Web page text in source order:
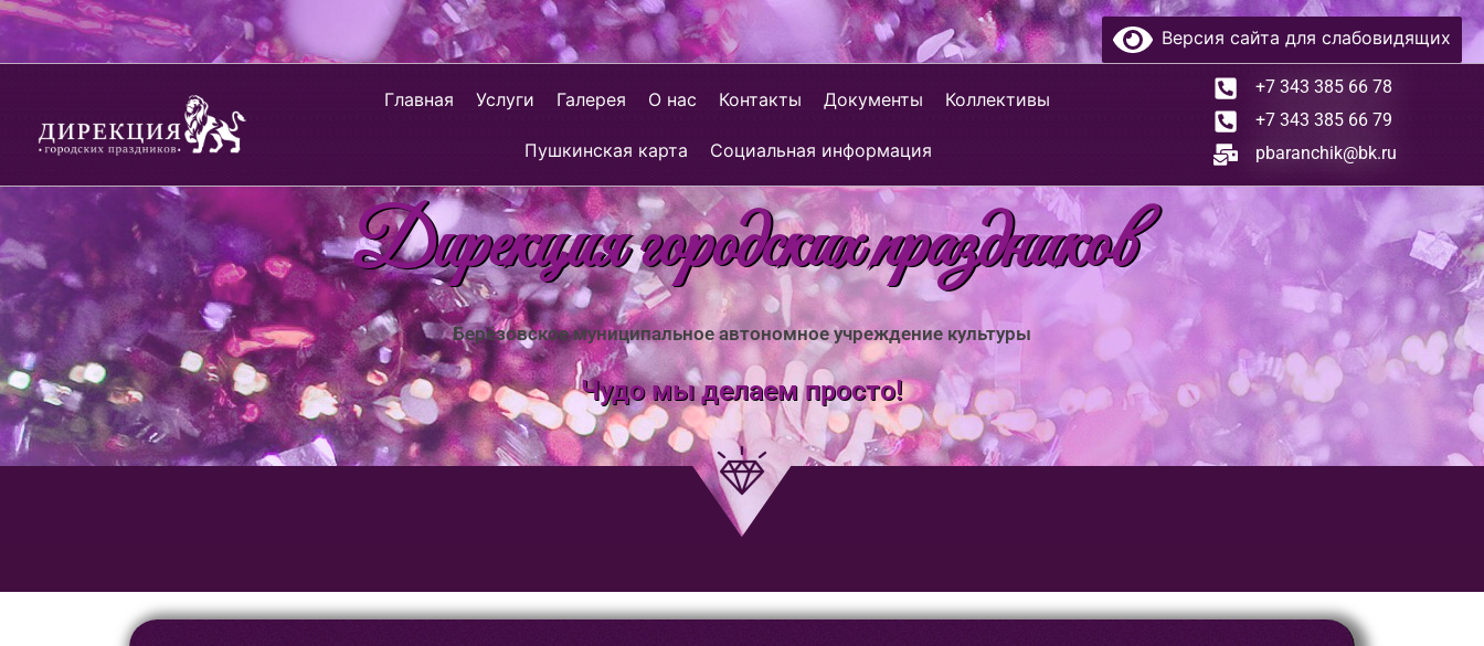
Версия сайта для слабовидящих
Главная Услуги Галерея О нас Контакты Документы Коллективы
Пушкинская карта Социальная информация
+7 343 385 66 78
+7 343 385 66 79
pbaranchik@bk.ru
Дирекция городских праздников
Берёзовское муниципальное автономное учреждение культуры
Чудо мы делаем просто!